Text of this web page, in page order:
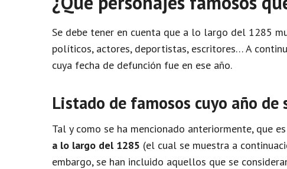
Se debe tener en cuenta que a lo largo del 1285
políticos, actores, deportistas, escritores… A
cuya fecha de defunción fue en ese año.
Listado de famosos cuyo año
Tal y como se ha mencionado anteriormente, que
a lo largo del 1285 (el cual se muestra a
embargo, se han incluido aquellos que se